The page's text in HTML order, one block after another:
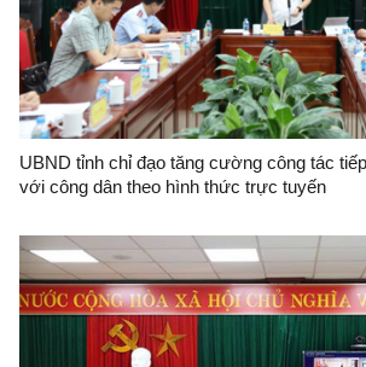
UBND tỉnh chỉ đạo tăng cường công tác
với công dân theo hình thức trực tuyến